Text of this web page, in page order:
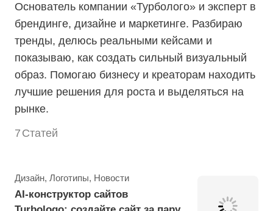
Основатель компании «Турболого» и эксперт в
брендинге, дизайне и маркетинге. Разбираю
тренды, делюсь реальными кейсами и
показываю, как создать сильный визуальный
образ. Помогаю бизнесу и креаторам находить
лучшие решения для роста и выделяться на
рынке.
7 Статей
Рубрика
Дизайн, Логотипы, Новости
AI-конструктор сайтов